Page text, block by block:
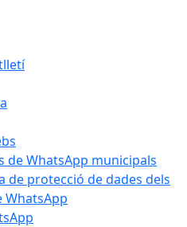
de WhatsApp municipals
de protecció de dades dels
WhatsApp